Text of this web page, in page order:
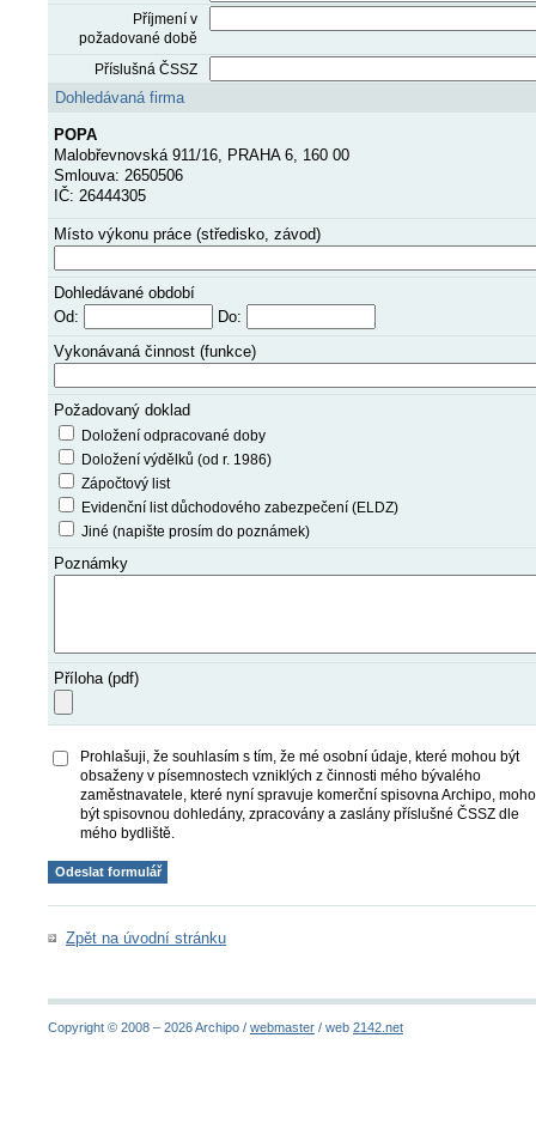
Příjmení v
požadované době
Příslušná ČSSZ
Dohledávaná firma
POPA
Malobřevnovská 911/16, PRAHA 6, 160 00
Smlouva: 2650506
IČ: 26444305
Místo výkonu práce (středisko, závod)
Dohledávané období
Od:
Do:
Vykonávaná činnost (funkce)
Požadovaný doklad
Doložení odpracované doby
Doložení výdělků (od r. 1986)
Zápočtový list
Evidenční list důchodového zabezpečení (ELDZ)
Jiné (napište prosím do poznámek)
Poznámky
Příloha (pdf)
Prohlašuji, že souhlasím s tím, že mé osobní údaje, které mohou být
obsaženy v písemnostech vzniklých z činnosti mého bývalého
zaměstnavatele, které nyní spravuje komerční spisovna Archipo,
být spisovnou dohledány, zpracovány a zaslány příslušné ČSSZ dle
mého bydliště.
Zpět na úvodní stránku
Copyright © 2008 – 2026 Archipo / webmaster / web 2142.net